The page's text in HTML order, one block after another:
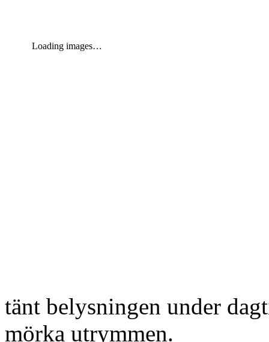
Loading images…
tänt belysningen under
mörka utrymmen.